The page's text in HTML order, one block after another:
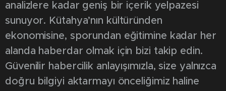
analizlere kadar geniş bir içerik yelpazesi
sunuyor. Kütahya’nın kültüründen
ekonomisine, sporundan eğitimine kadar her
alanda haberdar olmak için bizi takip edin.
Güvenilir habercilik anlayışımızla, size yalnızca
doğru bilgiyi aktarmayı önceliğimiz haline